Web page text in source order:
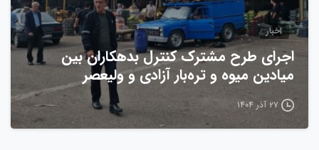
اخبار
اجرای طرح مشترک کنترل بدهکاران بین
میادین میوه و تره‌بار آزادی و ولیعصر
۲۷ آذر ۱۴۰۴